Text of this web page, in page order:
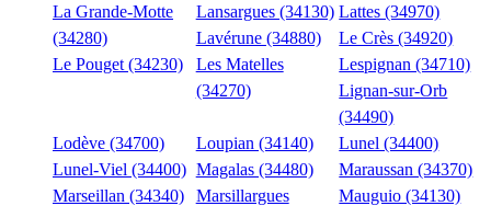
La Grande-Motte
(34280)
Lansargues (34130) Lattes (34970)
Lavérune (34880)
Le Crès (34920)
Le Pouget (34230)
Les Matelles
(34270)
Lespignan (34710)
Lignan-sur-Orb
(34490)
Lodève (34700)
Loupian (34140)
Lunel (34400)
Lunel-Viel (34400) Magalas (34480)
Maraussan (34370)
Marseillan (34340)
Marsillargues
Mauguio (34130)